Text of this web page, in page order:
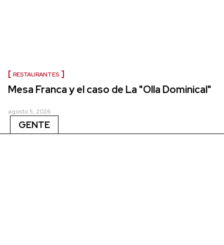
RESTAURANTES
Mesa Franca y el caso de La "Olla Dominical"
agosto 5, 2026
GENTE